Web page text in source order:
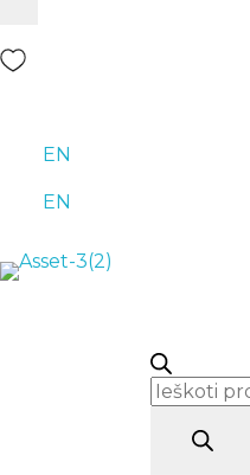
EN
EN
Products